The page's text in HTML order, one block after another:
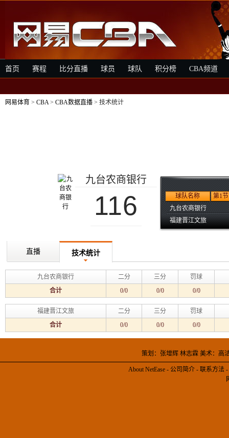
首页 赛程 比分直播 球员 球队 积分榜 CBA频道
网易体育 > CBA> CBA数据直播 > 技术统计
九台农商银行
116 球队名称
第1节
九台农商银行
福建晋江文旅
直播 技术统计
九台农商银行 二分 三分
罚球
合计
0/0 0/0 0/0
福建晋江文旅 二分 三分
罚球
合计
0/0 0/0 0/0
策划：张增辉 林志霖 美术：
About NetEase - 公司简介 - 联系方法 -